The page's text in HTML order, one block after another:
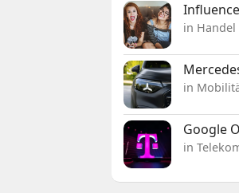
in Handel
in
Google
in